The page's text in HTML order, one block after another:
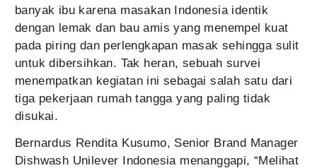
banyak ibu karena masakan Indonesia identik
dengan lemak dan bau amis yang menempel kuat
pada piring dan perlengkapan masak sehingga sulit
untuk dibersihkan. Tak heran, sebuah survei
menempatkan kegiatan ini sebagai salah satu dari
tiga pekerjaan rumah tangga yang paling tidak
disukai.
Bernardus Rendita Kusumo, Senior Brand Manager
Dishwash Unilever Indonesia menanggapi, “Melihat